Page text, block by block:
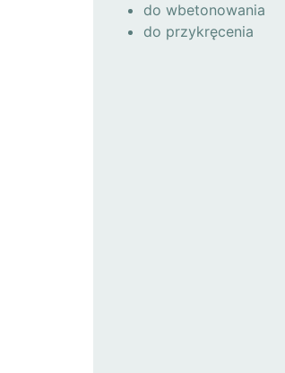
do wbetonowania
do przykręcenia